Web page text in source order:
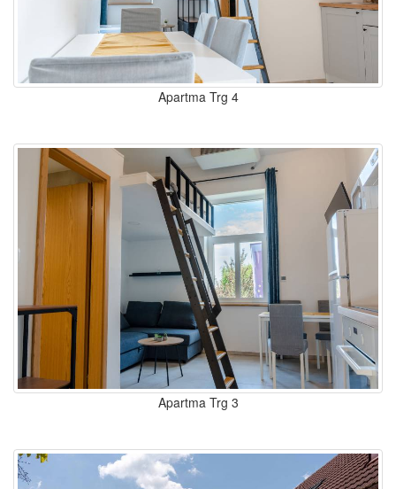
Apartma Trg 4
Apartma Trg 3